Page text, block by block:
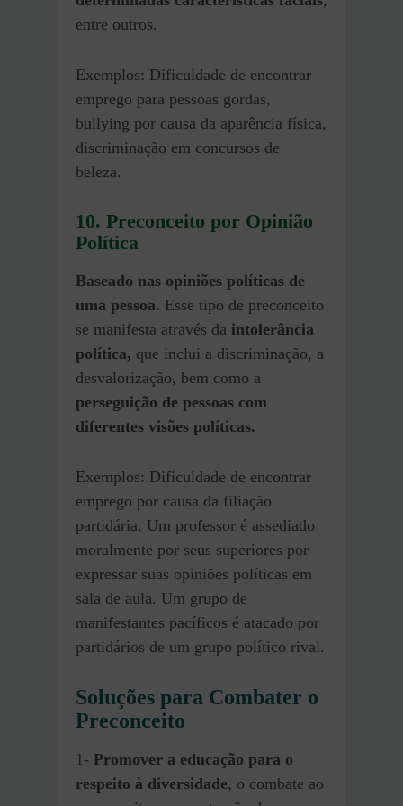
entre outros.
Exemplos: Dificuldade de encontrar
emprego para pessoas gordas,
bullying por causa da aparência física,
discriminação em concursos de
beleza.
10. Preconceito por Opinião
Política
Baseado nas opiniões políticas de
uma pessoa. Esse tipo de preconceito
se manifesta através da intolerância
política, que inclui a discriminação, a
desvalorização, bem como a
perseguição de pessoas com
diferentes visões políticas.
Exemplos: Dificuldade de encontrar
emprego por causa da filiação
partidária. Um professor é assediado
moralmente por seus superiores por
expressar suas opiniões políticas em
sala de aula. Um grupo de
manifestantes pacíficos é atacado por
partidários de um grupo político rival.
Soluções para Combater o
Preconceito
1- Promover a educação para o
respeito à diversidade, o combate ao